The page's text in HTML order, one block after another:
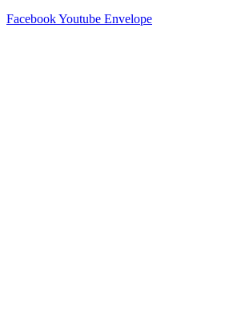
FacebookYoutube Envelope